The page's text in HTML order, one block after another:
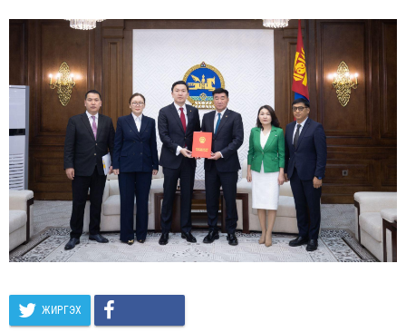
ЖИРГЭХ